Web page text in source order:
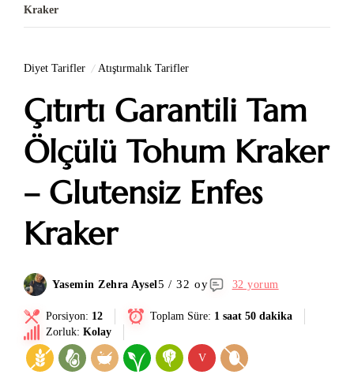
Kraker
Diyet Tarifler Atıştırmalık Tarifler
Çıtırtı Garantili Tam
Ölçülü Tohum Kraker
– Glutensiz Enfes
Kraker
Yasemin Zehra Aysel 5 / 32 oy 32 yorum
Porsiyon: 12 Toplam Süre: 1 saat 50 dakika
Zorluk: Kolay
V